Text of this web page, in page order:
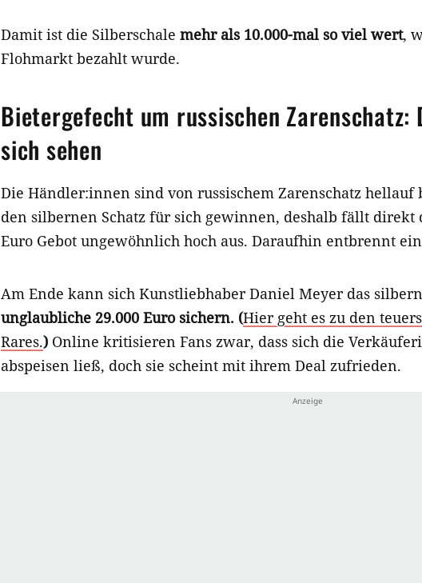
Damit ist die Silberschale mehr als 10.000-mal so viel wert,
Flohmarkt bezahlt wurde.
Bietergefecht um russischen
sich sehen
Die Händler:innen sind von russischem Zarenschatz hellauf
den silbernen Schatz für sich gewinnen, deshalb fällt direkt
Euro Gebot ungewöhnlich hoch aus. Daraufhin entbrennt
Am Ende kann sich Kunstliebhaber Daniel Meyer das
unglaubliche 29.000 Euro sichern. (Hier geht es zu den
Rares.) Online kritisieren Fans zwar, dass sich die
abspeisen ließ, doch sie scheint mit ihrem Deal zufrieden.